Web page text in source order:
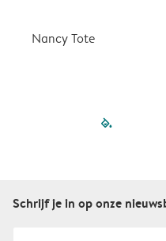
Nancy Tote
filled-
Schrijf je in op onze